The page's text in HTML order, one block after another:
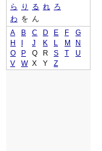
ら
り る れ ろ
わ を ん
A
B C D E F
G
H
J K L M
N
O
P Q R S T
U
V
W X Y Z